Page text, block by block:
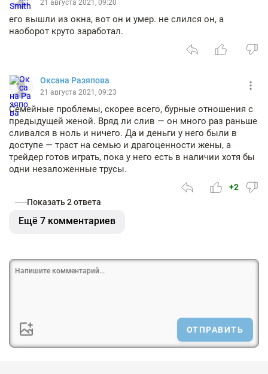
21 августа 2021, 09:20
его вышли из окна, вот он и умер. не слился он, а
наоборот круто заработал.
Оксана Разяпова
21 августа 2021, 09:23
Семейные проблемы, скорее всего, бурные отношения с
предыдущей женой. Вряд ли слив — он много раз раньше
сливался в ноль и ничего. Да и деньги у него были в
доступе — траст на семью и драгоценности жены, а
трейдер готов играть, пока у него есть в наличии хотя бы
одни незаложенные трусы.
+2
Показать 2 ответа
Ещё 7 комментариев
ОТПРАВИТЬ